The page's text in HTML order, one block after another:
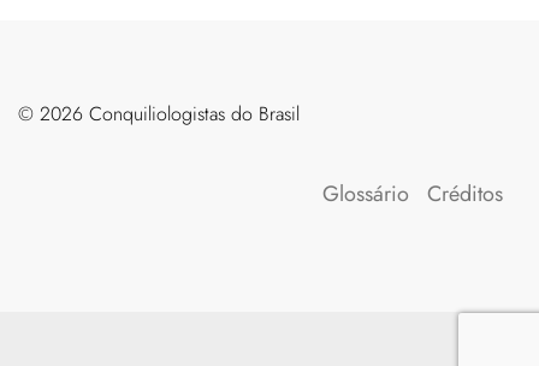
©️ 2026 Conquiliologistas do Brasil
Glossário Créditos